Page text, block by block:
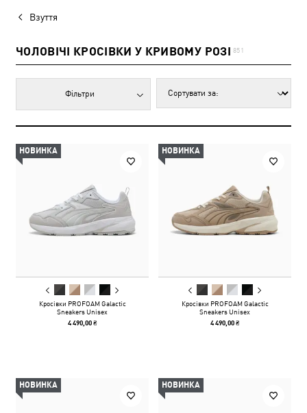
Взуття
ЧОЛОВІЧІ КРОСІВКИ У КРИВОМУ РОЗІ 851
Фільтри
НОВИНКА
Кросівки PROFOAM Galactic
Sneakers Unisex
4 490,00 ₴
НОВИНКА
Кросівки PROFOAM Galactic
Sneakers Unisex
4 490,00 ₴
НОВИНКА НОВИНКА